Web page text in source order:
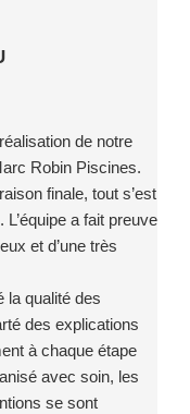
de notre
Robin Piscines.
finale, tout s’est
a fait preuve
et d’une très
la qualité des
des explications
à chaque étape
avec soin, les
se sont